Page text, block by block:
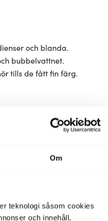
Om
teknologi såsom cookies
och innehåll,
och blanda.
bubbelvattnet.
tills de fått fin färg.